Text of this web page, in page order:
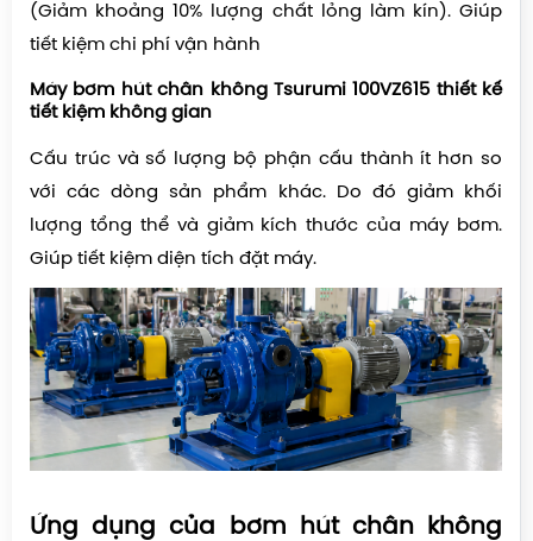
(Giảm khoảng 10% lượng chất lỏng làm kín). Giúp
tiết kiệm chi phí vận hành
Máy bơm hút chân không Tsurumi 100VZ615 thiết kế
tiết kiệm không gian
Cấu trúc và số lượng bộ phận cấu thành ít hơn so
với các dòng sản phẩm khác. Do đó giảm khối
lượng tổng thể và giảm kích thước của máy bơm.
Giúp tiết kiệm diện tích đặt máy.
Ứng dụng của bơm hút chân không